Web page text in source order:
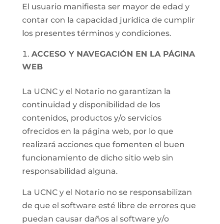
El usuario manifiesta ser mayor de edad y
contar con la capacidad jurídica de cumplir
los presentes términos y condiciones.
ACCESO Y NAVEGACIÓN EN LA PÁGINA
WEB
La UCNC y el Notario no garantizan la
continuidad y disponibilidad de los
contenidos, productos y/o servicios
ofrecidos en la página web, por lo que
realizará acciones que fomenten el buen
funcionamiento de dicho sitio web sin
responsabilidad alguna.
La UCNC y el Notario no se responsabilizan
de que el software esté libre de errores que
puedan causar daños al software y/o